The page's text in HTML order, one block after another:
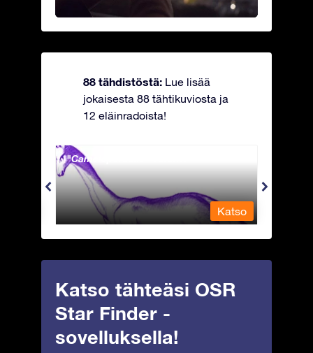
88 tähdistöstä: Lue lisää
jokaisesta 88 tähtikuviosta ja
12 eläinradoista!
Camelopardalis - Kirahvi
Katso
Katso tähteäsi OSR
Star Finder -
sovelluksella!